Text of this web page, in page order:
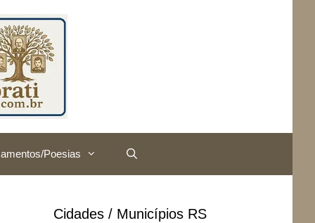
Poesias
Cidades / Municípios RS